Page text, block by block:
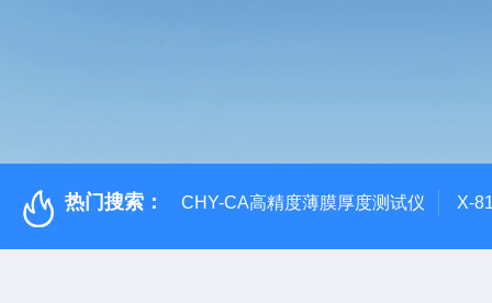
热门搜索： CHY-CA高精度薄膜厚度测试仪 X-